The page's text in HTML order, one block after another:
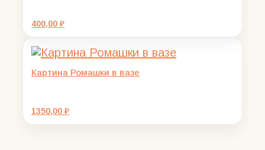
400,00 ₽
Картина Ромашки в вазе
1350,00 ₽